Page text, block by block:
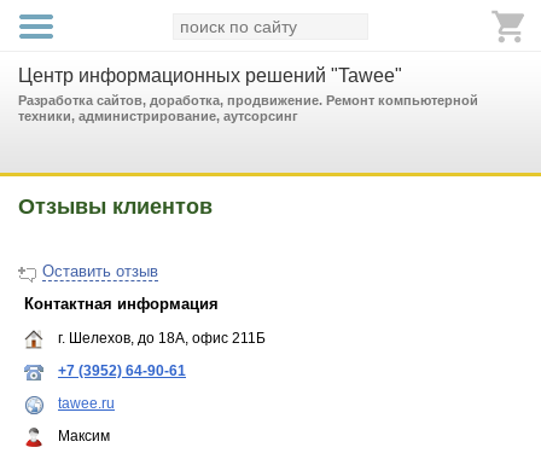
Центр информационных решений "Tawee"
Разработка сайтов, доработка, продвижение. Ремонт компьютерной
техники, администрирование, аутсорсинг
Отзывы клиентов
Оставить отзыв
Контактная информация
г. Шелехов, до 18А, офис 211Б
+7 (3952) 64-90-61
tawee.ru
Максим